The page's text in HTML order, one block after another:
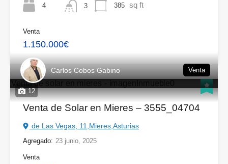
4 3 385 sq ft
Venta
1.150.000€
12
Carlos Cobos Gabino Venta
Venta de Solar en Mieres – 3555_04704
de Las Vegas, 11,Mieres,Asturias
Agregado: 23 junio, 2025
Venta